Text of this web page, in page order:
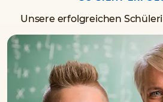
Unsere erfolgreichen